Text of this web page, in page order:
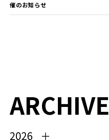
催のお知らせ
ARCHIVE
2026